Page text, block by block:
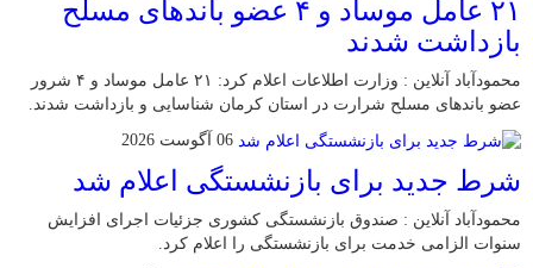
۲۱ عامل موساد و ۴ عضو باند‌های مسلح
بازداشت شدند
محمودآباد آنلاین : وزارت اطلاعات اعلام کرد: ۲۱ عامل موساد و ۴ شرور
عضو باند‌های مسلح شرارت در استان کرمان شناسایی و بازداشت شدند.
06 آگوست 2026
شرط جدید برای بازنشستگی اعلام شد
محمودآباد آنلاین : صندوق بازنشستگی کشوری جزئیات اجرای افزایش
سنوات الزامی خدمت برای بازنشستگی را اعلام کرد.